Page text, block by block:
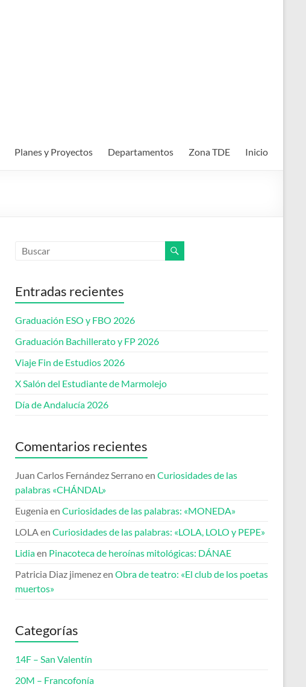
Planes y Proyectos Departamentos Zona TDE Inicio
Entradas recientes
Graduación ESO y FBO 2026
Graduación Bachillerato y FP 2026
Viaje Fin de Estudios 2026
X Salón del Estudiante de Marmolejo
Día de Andalucía 2026
Comentarios recientes
Juan Carlos Fernández Serranoen Curiosidades de las
palabras «CHÁNDAL»
Eugenia en Curiosidades de las palabras: «MONEDA»
LOLAen Curiosidades de las palabras: «LOLA, LOLO y PEPE»
Lidiaen Pinacoteca de heroínas mitológicas: DÁNAE
Patricia Diaz jimenezen Obra de teatro: «El club de los poetas
muertos»
Categorías
14F – San Valentín
20M – Francofonía